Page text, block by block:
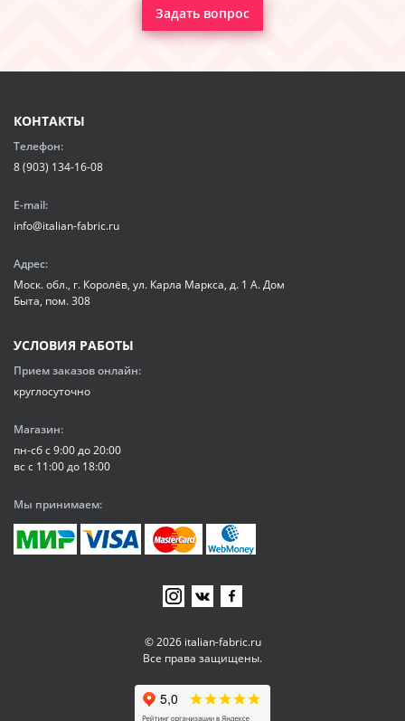
Задать вопрос
© 2026 italian-fabric.ru
Все права защищены.
КОНТАКТЫ
Телефон:
8 (903) 134-16-08
E-mail:
info@italian-fabric.ru
Адрес:
Моск. обл., г. Королёв, ул. Карла Маркса, д. 1 А. Дом
Быта, пом. 308
УСЛОВИЯ РАБОТЫ
Прием заказов онлайн:
круглосуточно
Магазин:
пн-сб с 9:00 до 20:00
вс с 11:00 до 18:00
Мы принимаем: